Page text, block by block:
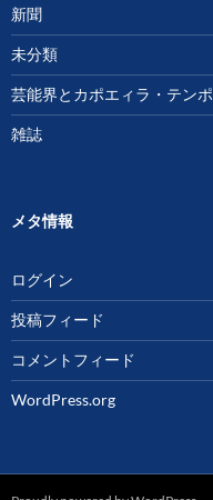
新聞
未分類
芸能界とカポエィラ・テンポ
雑誌
メタ情報
ログイン
投稿フィード
コメントフィード
WordPress.org